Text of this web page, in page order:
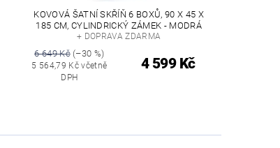
KOVOVÁ ŠATNÍ SKŘÍŇ 6 BOXŮ, 90 X 45 X
185 CM, CYLINDRICKÝ ZÁMEK - MODRÁ
+ DOPRAVA ZDARMA
6 649 Kč(–30 %)
5 564,79 Kč včetně
DPH
4 599 Kč